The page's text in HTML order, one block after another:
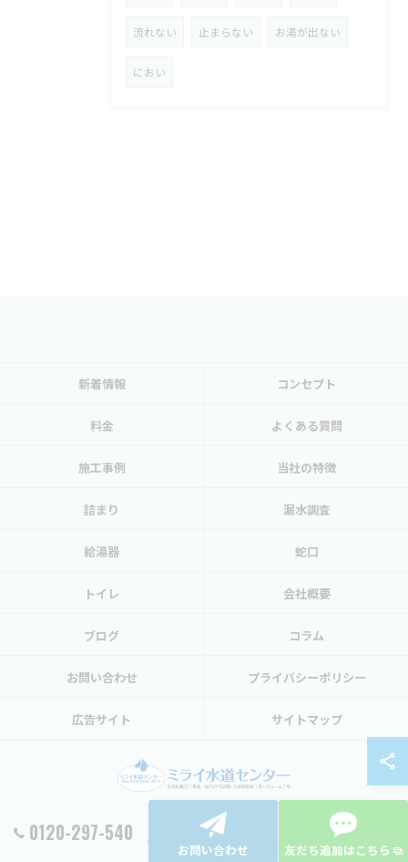
流れない 止まらない お湯が出ない
におい
0120-297-540
お問い合わせ 友だち追加はこちら
新着情報 コンセプト
料金 よくある質問
施工事例 当社の特徴
詰まり 漏水調査
給湯器 蛇口
トイレ 会社概要
ブログ コラム
お問い合わせ プライバシーポリシー
広告サイト サイトマップ
© 2026 東京都渋谷区の水トラブルならミライ水道センター ALL RIGHTS RESERVED.